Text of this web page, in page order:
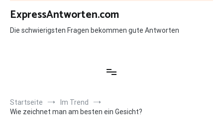
Zum
Inhalt
springen
ExpressAntworten.com
Die schwierigsten Fragen bekommen gute Antworten
Startseite
Im Trend
Wie zeichnet man am besten ein Gesicht?